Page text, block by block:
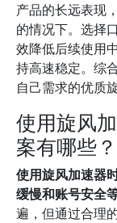
产品的长远表现
的情况下。选择
效降低后续使用
持高速稳定。综
自己需求的优质
使用旋风
案有哪些？
使用旋风加速器
缓慢和账号安全
遍，但通过合理